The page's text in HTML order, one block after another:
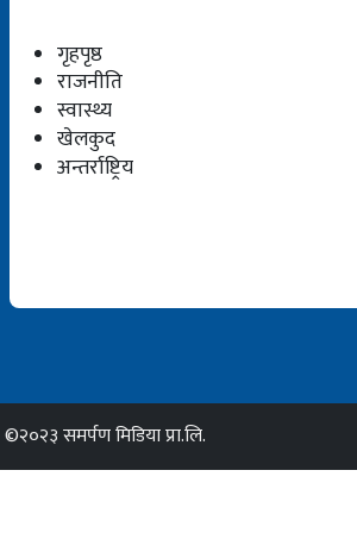
गृहपृष्ठ
राजनीति
स्वास्थ्य
खेलकुद
अन्तर्राष्ट्रिय
©२०२३ समर्पण मिडिया प्रा.लि.